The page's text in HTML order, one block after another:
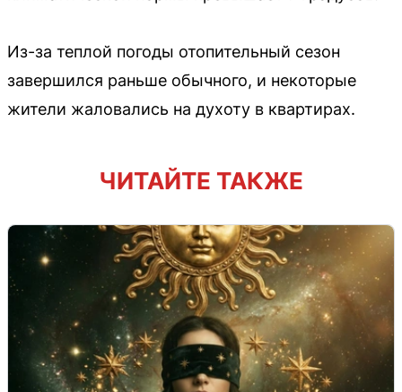
Из-за теплой погоды отопительный сезон
завершился раньше обычного, и некоторые
жители жаловались на духоту в квартирах.
ЧИТАЙТЕ ТАКЖЕ